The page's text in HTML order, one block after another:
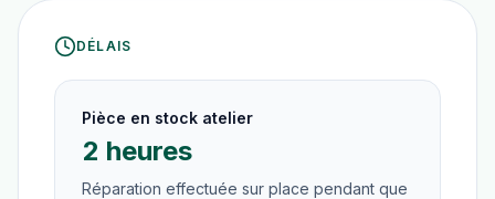
DÉLAIS
Pièce en stock atelier
2 heures
Réparation effectuée sur place pendant que